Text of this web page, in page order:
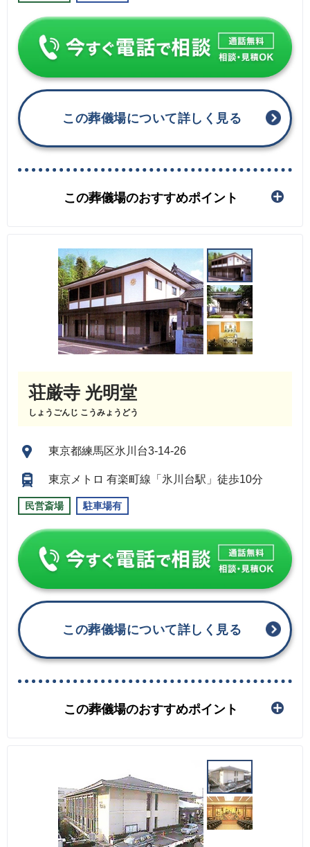
この葬儀場について詳しく見る
この葬儀場のおすすめポイント
荘厳寺 光明堂
しょうごんじ こうみょうどう
東京都練馬区氷川台3-14-26
東京メトロ 有楽町線「氷川台駅」徒歩10分
民営斎場 駐車場有
この葬儀場について詳しく見る
この葬儀場のおすすめポイント